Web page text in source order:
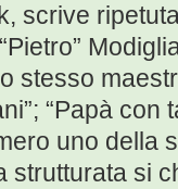
scrive
stesso
“Papà con
uno della
strutturata si